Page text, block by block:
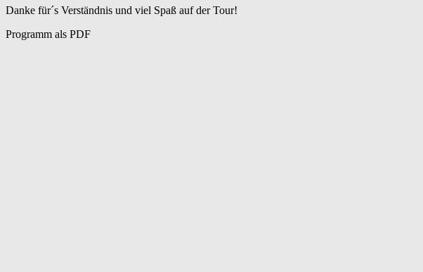
Danke für´s Verständnis und viel Spaß auf der Tour!
Programm als PDF